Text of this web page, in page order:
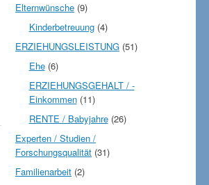
Elternwünsche (9)
Kinderbetreuung(4)
ERZIEHUNGSLEISTUNG (51)
Ehe(6)
ERZIEHUNGSGEHALT / -
Einkommen(11)
RENTE / Babyjahre(26)
Experten / Studien /
Forschungsqualität (31)
Familienarbeit (2)